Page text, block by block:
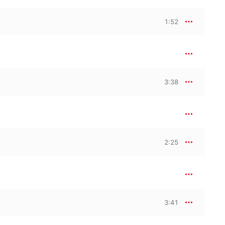
1:52
3:38
2:25
3:41